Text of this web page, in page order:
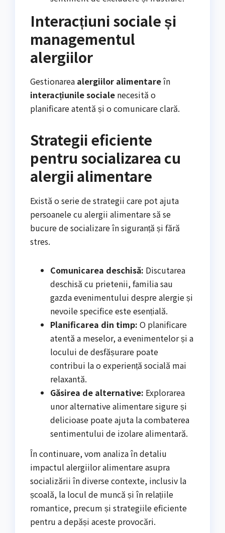
Interacțiuni sociale și
managementul
alergiilor
Gestionarea alergiilor alimentareîn
interacțiunile sociale necesită o
planificare atentă și o comunicare clară.
Strategii eficiente
pentru socializarea cu
alergii alimentare
Există o serie de strategii care pot ajuta
persoanele cu alergii alimentare să se
bucure de socializare în siguranță și fără
stres.
Comunicarea deschisă: Discutarea
deschisă cu prietenii, familia sau
gazda evenimentului despre alergie și
nevoile specifice este esențială.
Planificarea din timp: O planificare
atentă a meselor, a evenimentelor și a
locului de desfășurare poate
contribui la o experiență socială mai
relaxantă.
Găsirea de alternative: Explorarea
unor alternative alimentare sigure și
delicioase poate ajuta la combaterea
sentimentului de izolare alimentară.
În continuare, vom analiza în detaliu
impactul alergiilor alimentare asupra
socializării în diverse contexte, inclusiv la
școală, la locul de muncă și în relațiile
romantice, precum și strategiile eficiente
pentru a depăși aceste provocări.